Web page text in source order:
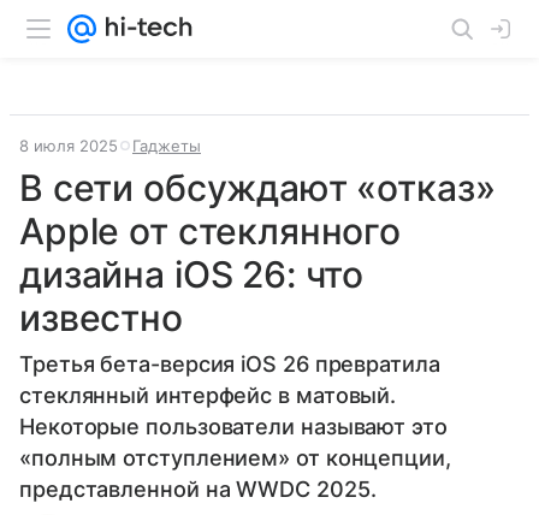
8 июля 2025 Гаджеты
В сети обсуждают «отказ»
Apple от стеклянного
дизайна iOS 26: что
известно
Третья бета-версия iOS 26 превратила
стеклянный интерфейс в матовый.
Некоторые пользователи называют это
«полным отступлением» от концепции,
представленной на WWDC 2025.